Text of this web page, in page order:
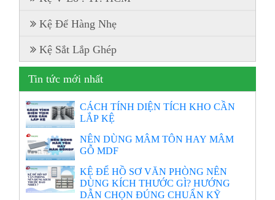
Kệ Để Hàng Nhẹ
Kệ Sắt Lắp Ghép
Tin tức mới nhất
CÁCH TÍNH DIỆN TÍCH KHO CẦN
LẮP KỆ
NÊN DÙNG MÂM TÔN HAY MÂM
GỖ MDF
KỆ ĐỂ HỒ SƠ VĂN PHÒNG NÊN
DÙNG KÍCH THƯỚC GÌ? HƯỚNG
DẪN CHỌN ĐÚNG CHUẨN KỸ